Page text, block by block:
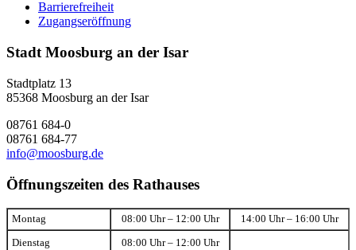
Barrierefreiheit
Zugangseröffnung
Stadt Moosburg an der Isar
Stadtplatz 13
85368 Moosburg an der Isar
08761 684-0
08761 684-77
info@moosburg.de
Öffnungszeiten des Rathauses
Montag 08:00 Uhr – 12:00 Uhr 14:00 Uhr – 16:00 Uhr
Dienstag 08:00 Uhr – 12:00 Uhr